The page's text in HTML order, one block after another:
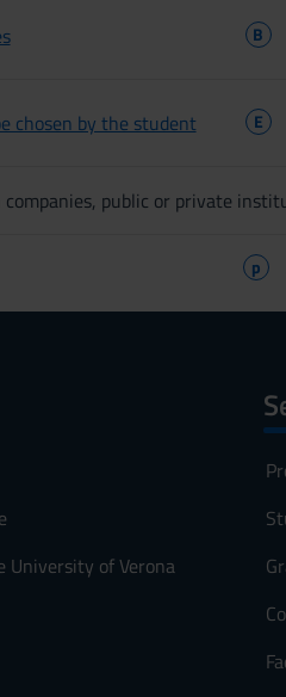
B
chosen by the student E
companies, public or private
p
University of Verona